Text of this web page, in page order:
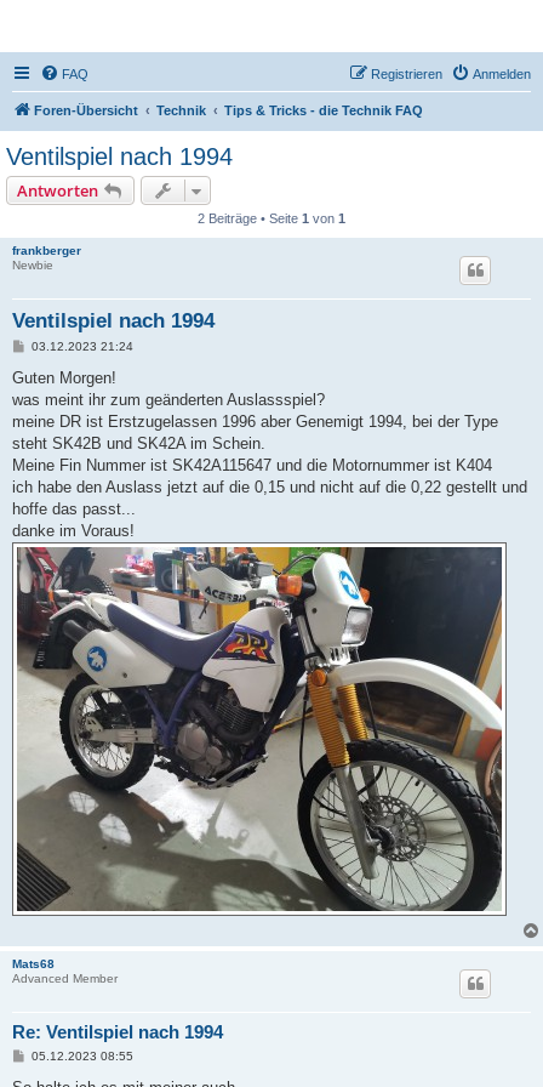
FAQ Anmelden
Registrieren
Foren-Übersicht Technik Tips & Tricks - die Technik FAQ
Ventilspiel nach 1994
Antworten
2 Beiträge • Seite 1 von 1
frankberger
Newbie
Ventilspiel nach 1994
B
i
r
a
03.12.2023 21:24
Guten Morgen!
was meint ihr zum geänderten Auslassspiel?
meine DR ist Erstzugelassen 1996 aber Genemigt 1994, bei der Type
steht SK42B und SK42A im Schein.
Meine Fin Nummer ist SK42A115647 und die Motornummer ist K404
ich habe den Auslass jetzt auf die 0,15 und nicht auf die 0,22 gestellt und
hoffe das passt...
danke im Voraus!
Mats68
Advanced Member
Re: Ventilspiel nach 1994
B
i
05.12.2023 08:55